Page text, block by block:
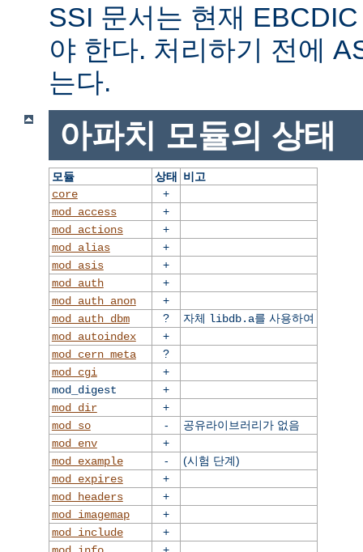
SSI 문서는 현재
야 한다. 처리하기 전에
는다.
아파치 모듈의 상태
모듈 상태
비고
core
+
mod_access
+
mod_actions
+
mod_alias
+
mod_asis
+
mod_auth
+
mod_auth_anon
+
mod_auth_dbm
? 자체 libdb.a를 사용하여
mod_autoindex
+
mod_cern_meta
?
mod_cgi
+
mod_digest
+
mod_dir
+
mod_so
-
공유라이브러리가 없음
mod_env
+
mod_example
-
(시험 단계)
mod_expires
+
mod_headers
+
mod_imagemap
+
mod_include
+